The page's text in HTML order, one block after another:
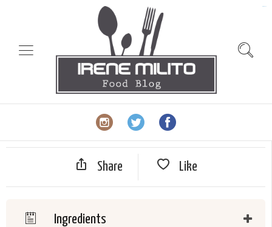
Share Like
Ingredients